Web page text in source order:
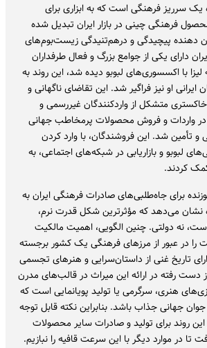
سرریز فرهنگی است که به ابزاری برای
فرهنگی چینی در بازار ایران تبدیل شده
دهنده پیچیدگی و درهم‌تنیدگی زیست‌بوم‌های
دارای یکی از جوامع بزرگ و فعال طرفداران
با اکسسوری‌های لبوبو دیده شد، این روند به
او نیز فراگیر شد. این تقاضای ناگهانی و
متشکل از واردکنندگان غیررسمی و
در واردات و فروش محصولات پرمخاطب جهانی
تأمین شد. این فروشندگان، با وارد کردن
لبوبو و بازاریابی در شبکه‌های اجتماعی، به
کردند.
برای جاه‌طلبی‌های صادرات فرهنگی ایران به
نشان می‌دهد که مؤثرترین شکل قدرت نرم،
نه دولتی. چنین الگویی، اهمیت مالکیت
در عبور از مرزهای فرهنگی یک کشور برجسته
تاریخ غنی از داستان‌سرایی و هنرهای تجسمی
رفته در ارائه این میراث در قالب‌های مدرن
هنری، سرگرمی یا تولید پویانمایی است که
جهانی جذاب باشد. بنابراین نکته قابل توجه
روند برای تولید و صادرات سایر محصولات
تا در موارد دیگر با این سرعت قافیه را نبازیم.